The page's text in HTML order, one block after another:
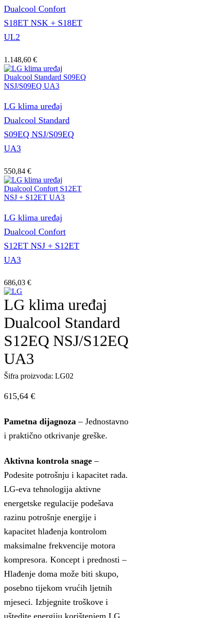
Dualcool Confort
S18ET NSK + S18ET
UL2
1.148,60 €
LG klima uređaj
Dualcool Standard
S09EQ NSJ/S09EQ
UA3
550,84 €
LG klima uređaj
Dualcool Confort
S12ET NSJ + S12ET
UA3
686,03 €
LG klima uređaj
Dualcool Standard
S12EQ NSJ/S12EQ
UA3
Šifra proizvoda: LG02
615,64 €
Pametna dijagnoza – Jednostavno
i praktično otkrivanje greške.
Aktivna kontrola snage –
Podesite potrošnju i kapacitet rada.
LG-eva tehnologija aktivne
energetske regulacije podešava
razinu potrošnje energije i
kapacitet hlađenja kontrolom
maksimalne frekvencije motora
kompresora. Koncept i prednosti –
Hlađenje doma može biti skupo,
posebno tijekom vrućih ljetnih
mjeseci. Izbjegnite troškove i
uštedite energiju korištenjem LG